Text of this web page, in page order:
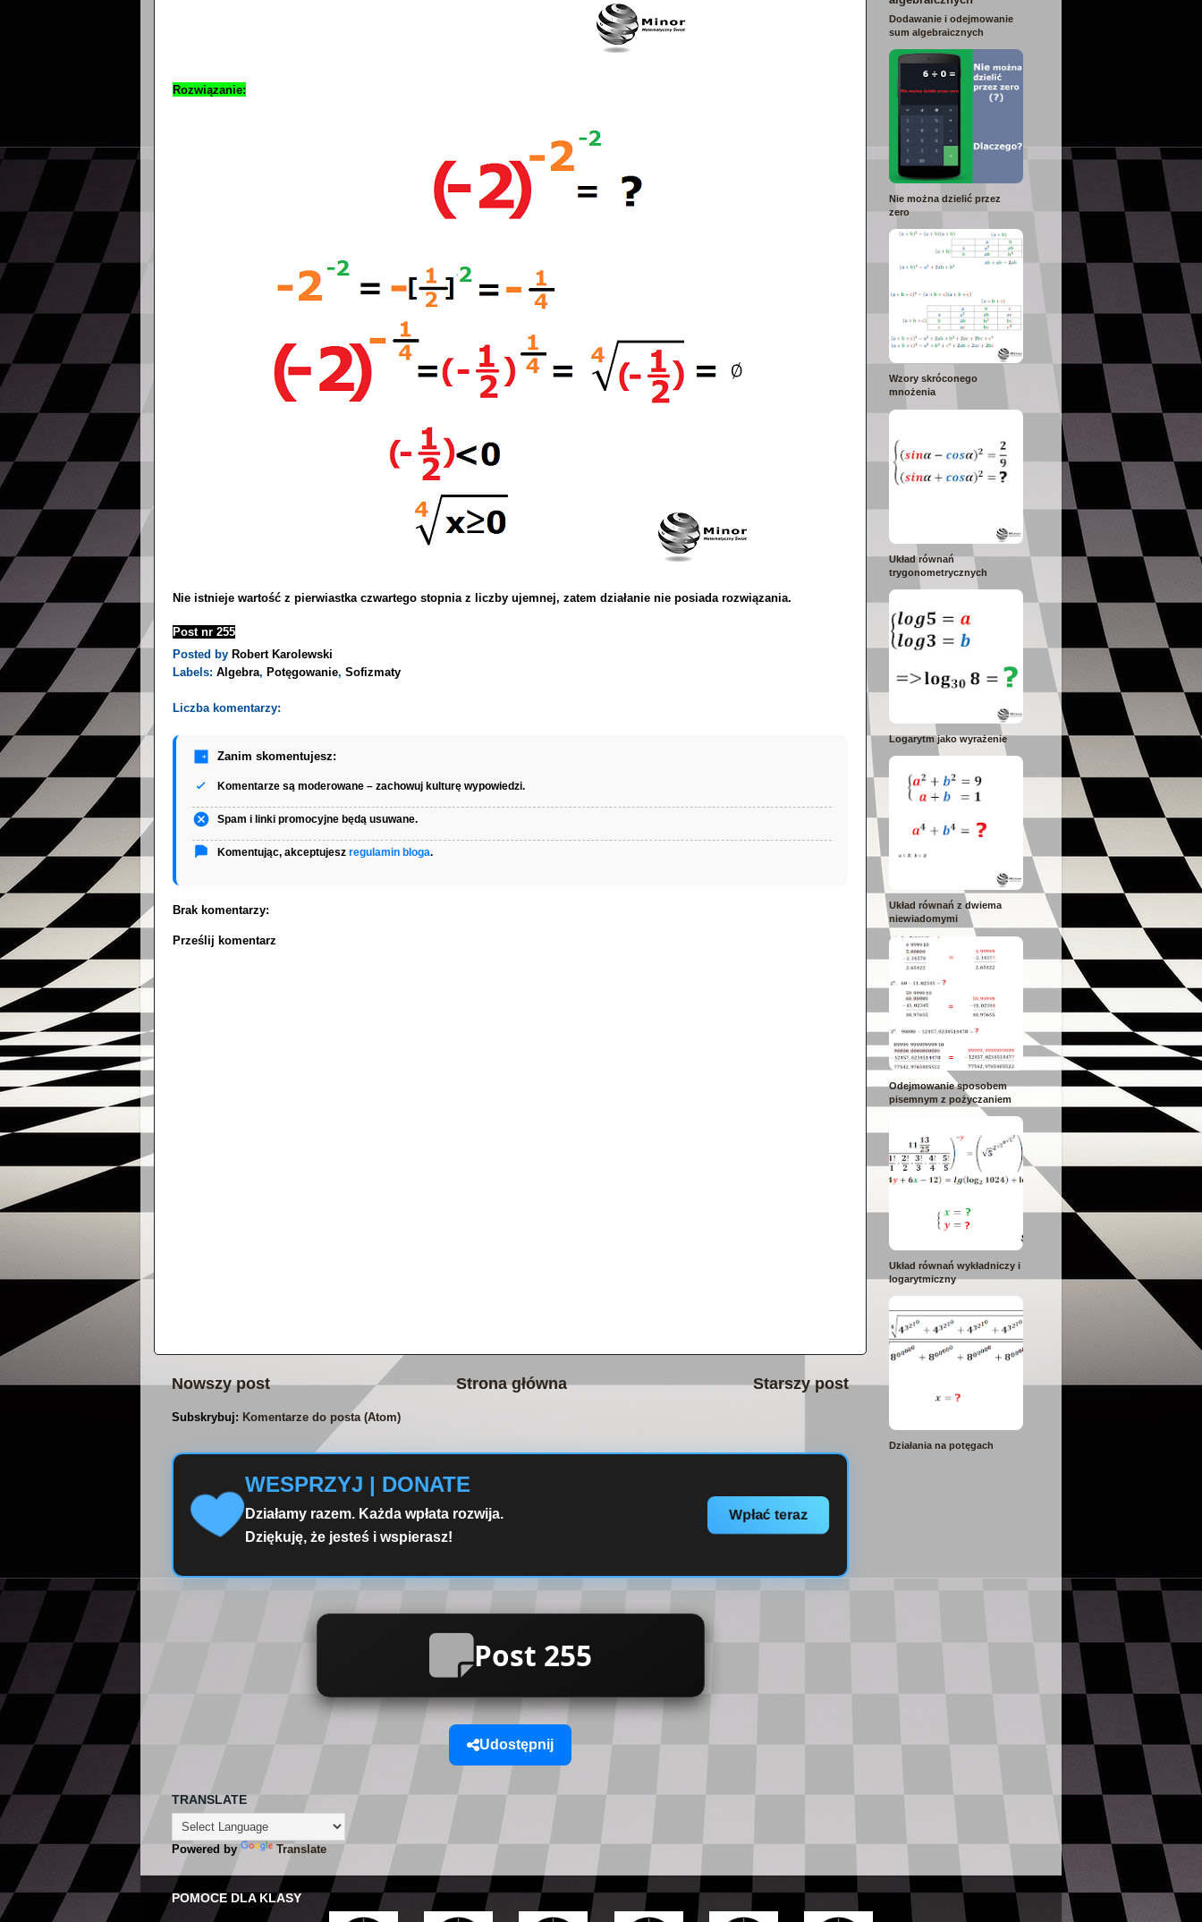
Rozwiązanie:
Nie istnieje wartość z pierwiastka czwartego stopnia z liczby ujemnej, zatem działanie nie posiada rozwiązania.
Post nr 255
Posted by Robert Karolewski
Labels: Algebra, Potęgowanie, Sofizmaty
Liczba komentarzy:
Zanim skomentujesz:
Komentarze są moderowane – zachowuj kulturę wypowiedzi.
Spam i linki promocyjne będą usuwane.
Komentując, akceptujesz regulamin bloga.
Brak komentarzy:
Prześlij komentarz
Nowszy post Starszy post
Strona główna
Subskrybuj: Komentarze do posta (Atom)
WESPRZYJ | DONATE
Działamy razem. Każda wpłata rozwija.
Dziękuję, że jesteś i wspierasz!
Wpłać teraz
Post 255
Udostępnij
TRANSLATE
Powered by Translate
Dodawanie i odejmowanie
sum algebraicznych
Nie można dzielić przez
zero
Wzory skróconego
mnożenia
Układ równań
trygonometrycznych
Logarytm jako wyrażenie
Układ równań z dwiema
niewiadomymi
Odejmowanie sposobem
pisemnym z pożyczaniem
Układ równań wykładniczy i
logarytmiczny
Działania na potęgach
POMOCE DLA KLASY